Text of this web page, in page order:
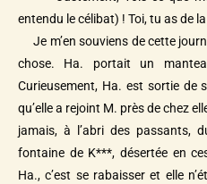
entendu le célibat) ! Toi, tu as de
Je m’en souviens de cette
chose. Ha. portait un
Curieusement, Ha. est sortie de
qu’elle a rejoint M. près de chez
jamais, à l’abri des passants,
fontaine de K***, désertée en
Ha., c’est se rabaisser et elle